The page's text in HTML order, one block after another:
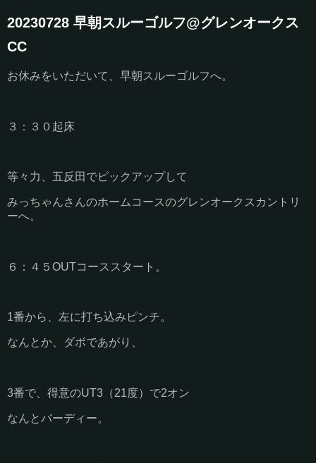
20230728 早朝スルーゴルフ@グレンオークス
CC
お休みをいただいて、早朝スルーゴルフへ。
３：３０起床
等々力、五反田でピックアップして
みっちゃんさんのホームコースのグレンオークスカントリ
ーへ。
６：４５OUTコーススタート。
1番から、左に打ち込みピンチ。
なんとか、ダボであがり、
3番で、得意のUT3（21度）で2オン
なんとバーディー。